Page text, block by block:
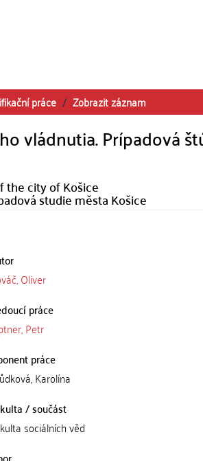
práce Zobrazit záznam
vládnutia. Prípadová
the city of Košice
studie města Košice
Oliver
práce
Petr
práce
Karolína
/ součást
sociálních věd